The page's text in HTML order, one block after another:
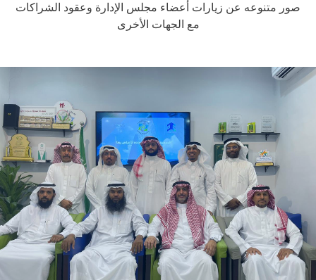
صور متنوعه عن زيارات أعضاء مجلس الإدارة وعقود الشراكات
مع الجهات الأخرى